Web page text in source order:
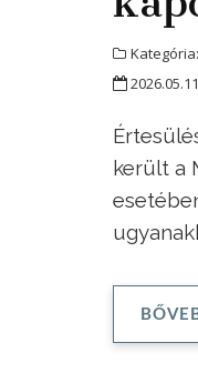
Kategória:
került a